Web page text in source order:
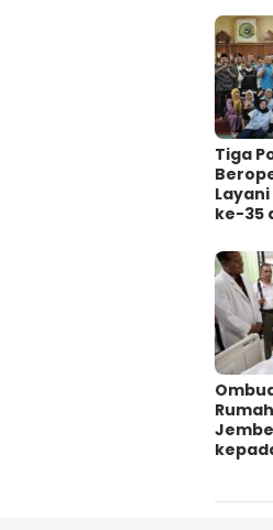
Tiga
ke-35